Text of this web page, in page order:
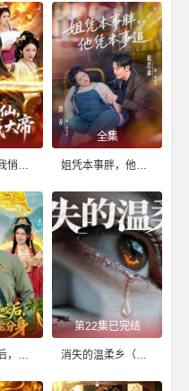
女宗修仙，我悄悄成大帝
全集
姐凭本事胖，他凭本事追
赶山：被咬后，获得了地蛇分身
第22集已完结
消失的温柔乡（AI短剧）